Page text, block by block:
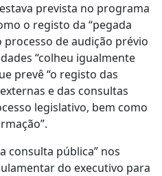
prevista no programa
o registo da “pegada
processo de audição prévio
“colheu igualmente
prevê “o registo das
e das consultas
legislativo, bem como
consulta pública” nos
do executivo para